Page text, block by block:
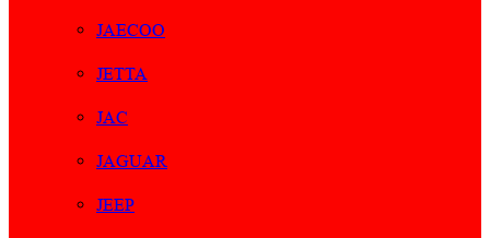
JAECOO
JETTA
JAC
JAGUAR
JEEP